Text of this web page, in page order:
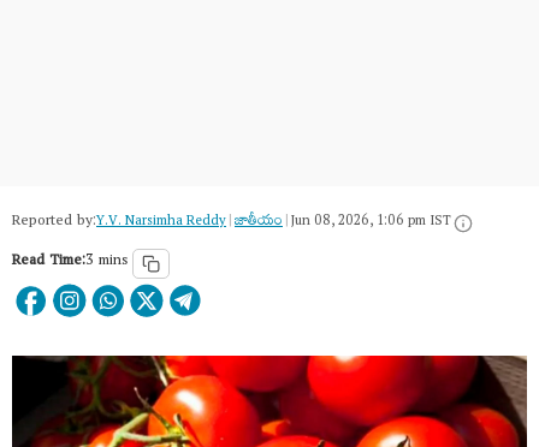
Reported by:Y.V. Narsimha Reddy|జాతీయం|Jun 08, 2026, 1:06 pm IST
Read Time:3 mins